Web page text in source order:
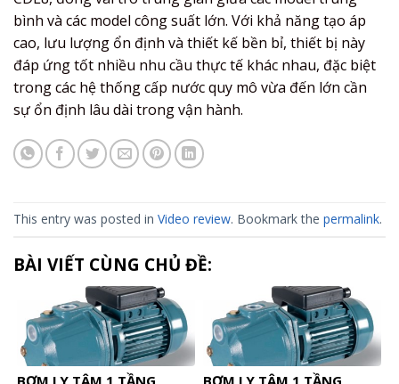
bình và các model công suất lớn. Với khả năng tạo áp
cao, lưu lượng ổn định và thiết kế bền bỉ, thiết bị này
đáp ứng tốt nhiều nhu cầu thực tế khác nhau, đặc biệt
trong các hệ thống cấp nước quy mô vừa đến lớn cần
sự ổn định lâu dài trong vận hành.
This entry was posted in Video review. Bookmark the permalink.
BÀI VIẾT CÙNG CHỦ ĐỀ: